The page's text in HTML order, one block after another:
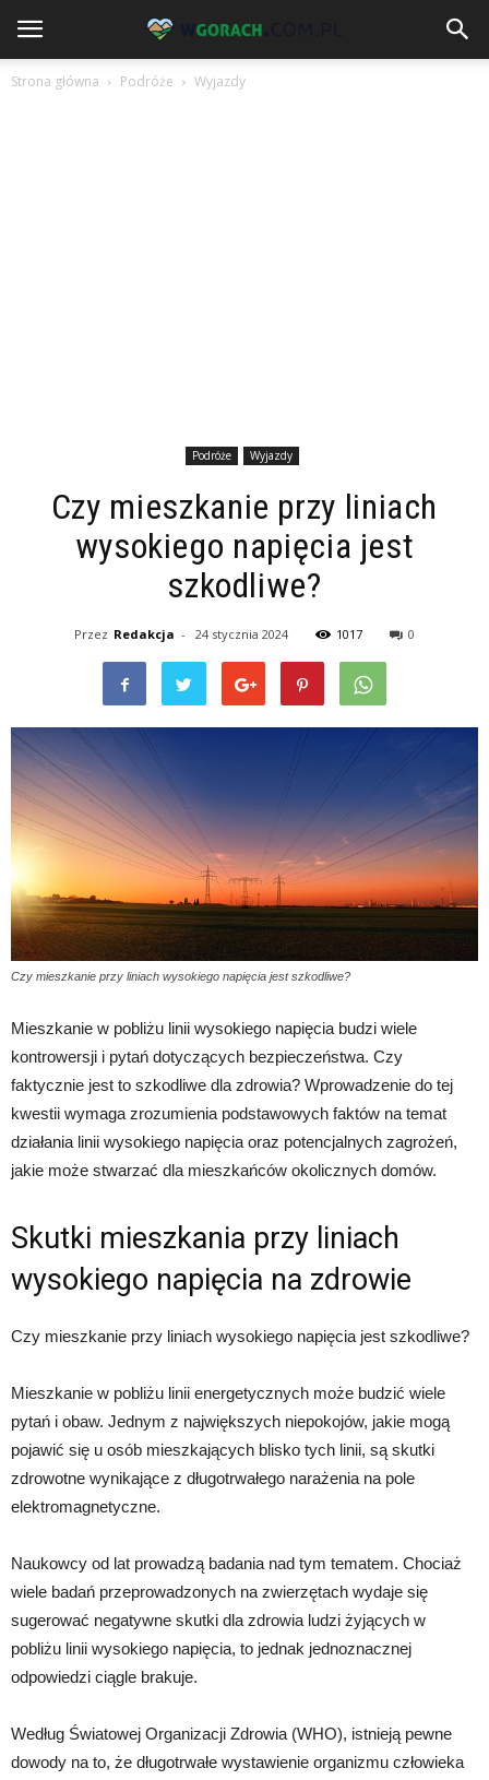
Strona główna Podróże Wyjazdy
Podróże Wyjazdy
Czy mieszkanie przy liniach
wysokiego napięcia jest
szkodliwe?
Przez Redakcja - 24 stycznia 2024 1017 0
Czy mieszkanie przy liniach wysokiego napięcia jest szkodliwe?
Mieszkanie w pobliżu linii wysokiego napięcia budzi wiele
kontrowersji i pytań dotyczących bezpieczeństwa. Czy
faktycznie jest to szkodliwe dla zdrowia? Wprowadzenie do tej
kwestii wymaga zrozumienia podstawowych faktów na temat
działania linii wysokiego napięcia oraz potencjalnych zagrożeń,
jakie może stwarzać dla mieszkańców okolicznych domów.
Skutki mieszkania przy liniach
wysokiego napięcia na zdrowie
Czy mieszkanie przy liniach wysokiego napięcia jest szkodliwe?
Mieszkanie w pobliżu linii energetycznych może budzić wiele
pytań i obaw. Jednym z największych niepokojów, jakie mogą
pojawić się u osób mieszkających blisko tych linii, są skutki
zdrowotne wynikające z długotrwałego narażenia na pole
elektromagnetyczne.
Naukowcy od lat prowadzą badania nad tym tematem. Chociaż
wiele badań przeprowadzonych na zwierzętach wydaje się
sugerować negatywne skutki dla zdrowia ludzi żyjących w
pobliżu linii wysokiego napięcia, to jednak jednoznacznej
odpowiedzi ciągle brakuje.
Według Światowej Organizacji Zdrowia (WHO), istnieją pewne
dowody na to, że długotrwałe wystawienie organizmu człowieka